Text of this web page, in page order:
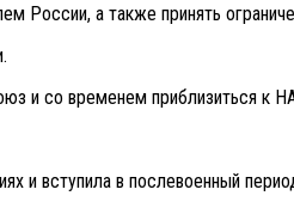
России, а также принять
и со временем приблизиться к
и вступила в послевоенный